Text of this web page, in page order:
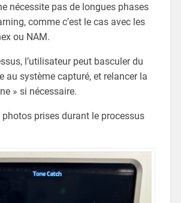
nécessite pas de longues phases
comme c’est le cas avec les
ou NAM.
l’utilisateur peut basculer du
au système capturé, et relancer la
» si nécessaire.
prises durant le processus